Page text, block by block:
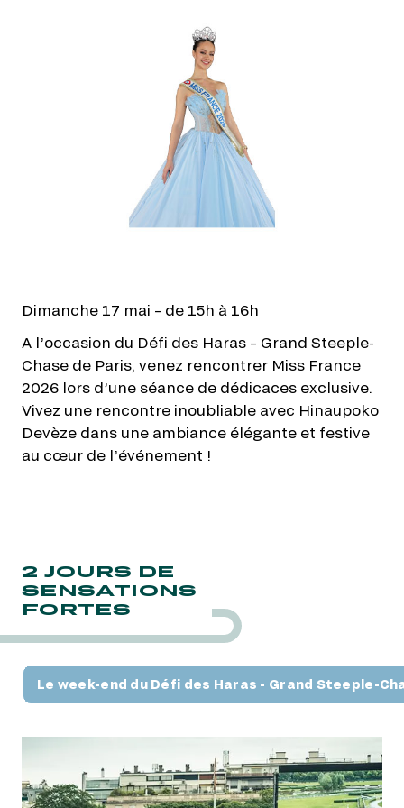
Dimanche 17 mai – de 15h à 16h
A l’occasion du Défi des Haras – Grand Steeple-
Chase de Paris, venez rencontrer Miss France
2026 lors d’une séance de dédicaces exclusive.
Vivez une rencontre inoubliable avec Hinaupoko
Devèze dans une ambiance élégante et festive
au cœur de l’événement !
2 JOURS DE
SENSATIONS
FORTES
Le week-end du Défi des Haras - Grand Steeple-